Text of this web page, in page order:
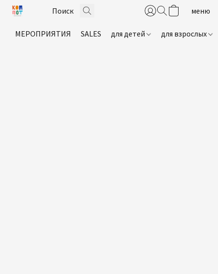
МЕРОПРИЯТИЯ SALES для детей для взрослых